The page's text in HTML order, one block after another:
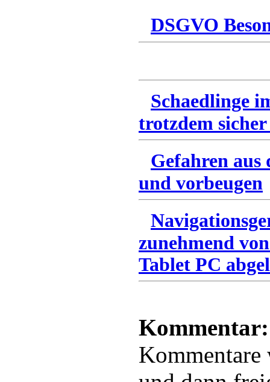
DSGVO
Schaedlinge
trotzdem
Gefahren
und vorbeugen
zunehmend
Tablet PC
Kommentar: